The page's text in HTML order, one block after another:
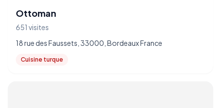
Ottoman
651 visites
18 rue des Faussets, 33000, Bordeaux France
Cuisine turque